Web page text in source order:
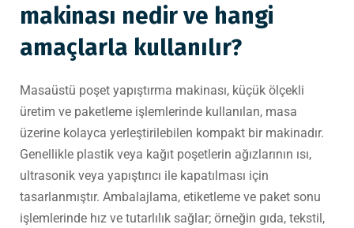
makinası nedir ve hangi
amaçlarla kullanılır?
Masaüstü poşet yapıştırma makinası, küçük ölçekli
üretim ve paketleme işlemlerinde kullanılan, masa
üzerine kolayca yerleştirilebilen kompakt bir makinadır.
Genellikle plastik veya kağıt poşetlerin ağızlarının ısı,
ultrasonik veya yapıştırıcı ile kapatılması için
tasarlanmıştır. Ambalajlama, etiketleme ve paket sonu
işlemlerinde hız ve tutarlılık sağlar; örneğin gıda, tekstil,